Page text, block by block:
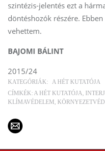
szintézis-jelentés ezt a
döntéshozók részére.
vehettem.
BAJOMI BÁLINT
2015/24
KATEGÓRIÁK:
A HÉT KUTATÓJA
CÍMKÉK: A HÉT KUTATÓJA
KLÍMAVÉDELEM